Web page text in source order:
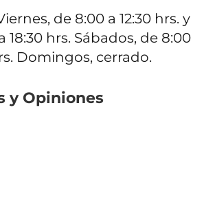
de 8:00 a 12:30 hrs. y
18:30 hrs. Sábados, de 8:00
Domingos, cerrado.
y Opiniones